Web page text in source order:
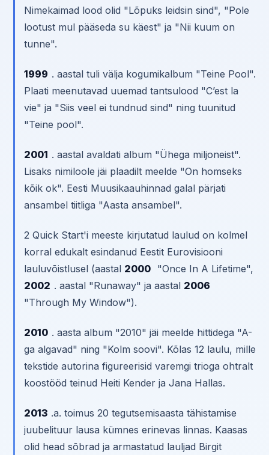
Nimekaimad lood olid "Lõpuks leidsin sind", "Pole
lootust mul pääseda su käest" ja "Nii kuum on
tunne".
1999 . aastal tuli välja kogumikalbum "Teine Pool".
Plaati meenutavad uuemad tantsulood "C’est la
vie" ja "Siis veel ei tundnud sind" ning tuunitud
"Teine pool".
2001 . aastal avaldati album "Ühega miljoneist".
Lisaks nimiloole jäi plaadilt meelde "On homseks
kõik ok". Eesti Muusikaauhinnad galal pärjati
ansambel tiitliga "Aasta ansambel".
2 Quick Start'i meeste kirjutatud laulud on kolmel
korral edukalt esindanud Eestit Eurovisiooni
lauluvõistlusel (aastal 2000 "Once In A Lifetime",
2002 . aastal "Runaway" ja aastal 2006
"Through My Window").
2010 . aasta album "2010" jäi meelde hittidega "A-
ga algavad" ning "Kolm soovi". Kõlas 12 laulu, mille
tekstide autorina figureerisid varemgi trioga ohtralt
koostööd teinud Heiti Kender ja Jana Hallas.
2013 .a. toimus 20 tegutsemisaasta tähistamise
juubelituur lausa kümnes erinevas linnas. Kaasas
olid head sõbrad ja armastatud lauljad Birgit